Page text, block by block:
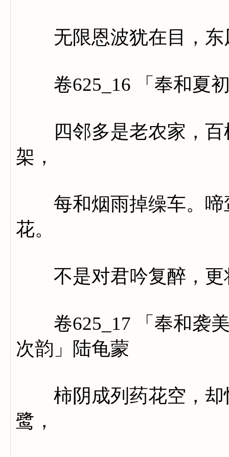
无限恩波犹在目，东
卷625_16 「奉和夏初
四邻多是老农家，百
架，
每和烟雨掉缲车。啼
花。
不是对君吟复醉，更
卷625_17 「奉和袭美
次韵」陆龟蒙
柿阴成列药花空，却
鹭，